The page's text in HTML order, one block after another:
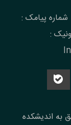
شماره پیامک :
:
به اندیشکده